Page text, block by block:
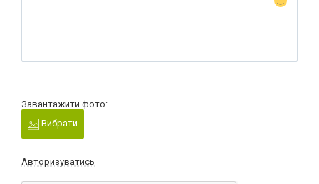
Завантажити фото:
Вибрати
Авторизуватись